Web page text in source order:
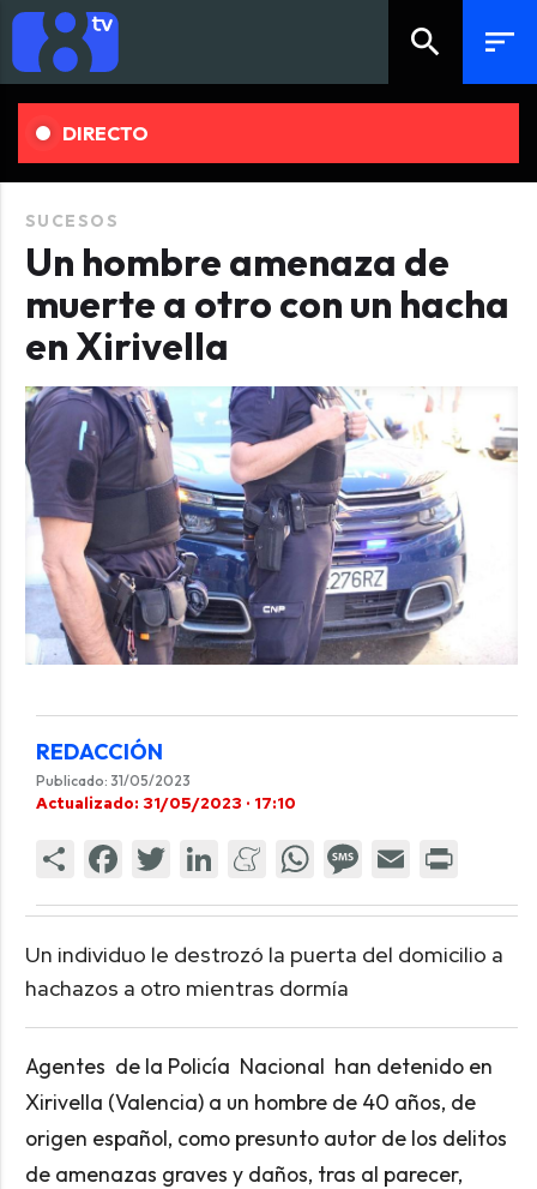
search sort
DIRECTO
SUCESOS
Un hombre amenaza de
muerte a otro con un hacha
en Xirivella
REDACCIÓN
Publicado: 31/05/2023
Actualizado: 31/05/2023 · 17:10
Un individuo le destrozó la puerta del domicilio a
hachazos a otro mientras dormía
Agentes de la Policía Nacional han detenido en
Xirivella (Valencia) a un hombre de 40 años, de
origen español, como presunto autor de los delitos
de amenazas graves y daños, tras al parecer,